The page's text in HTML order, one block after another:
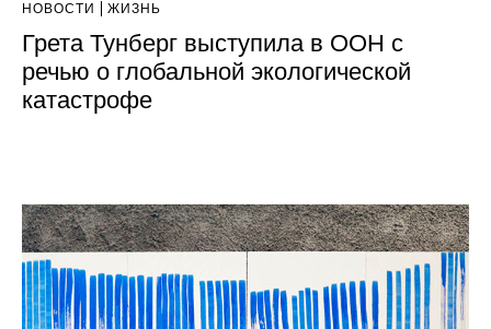
НОВОСТИ ЖИЗНЬ
Грета Тунберг выступила в ООН с
речью о глобальной экологической
катастрофе